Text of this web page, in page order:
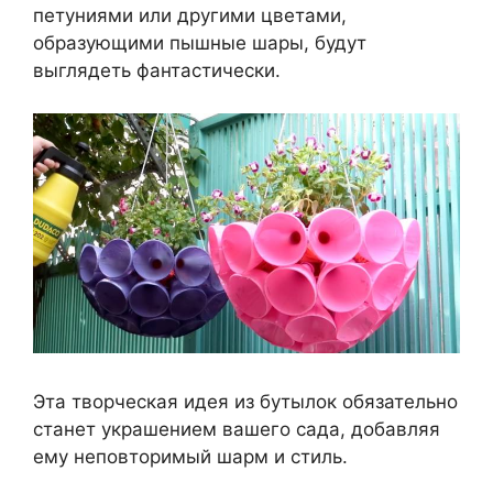
петуниями или другими цветами,
образующими пышные шары, будут
выглядеть фантастически.
Эта творческая идея из бутылок обязательно
станет украшением вашего сада, добавляя
ему неповторимый шарм и стиль.